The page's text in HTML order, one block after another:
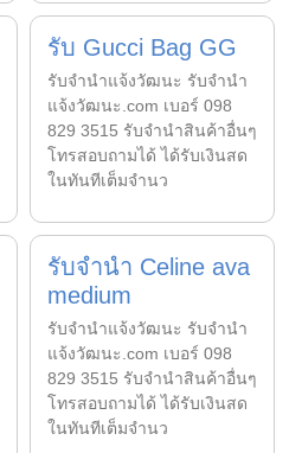
รับ Gucci Bag GG
รับจํานําแจ้งวัฒนะ รับจํานํา
แจ้งวัฒนะ.com เบอร์ 098
829 3515 รับจำนำสินค้าอื่นๆ
โทรสอบถามได้ ได้รับเงินสด
ในทันทีเต็มจำนว
รับจำนำ Celine ava
medium
รับจํานําแจ้งวัฒนะ รับจํานํา
แจ้งวัฒนะ.com เบอร์ 098
829 3515 รับจำนำสินค้าอื่นๆ
โทรสอบถามได้ ได้รับเงินสด
ในทันทีเต็มจำนว